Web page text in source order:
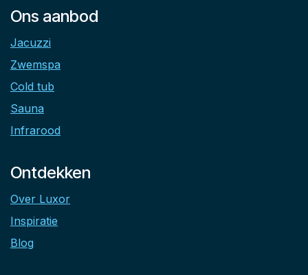
Ons aanbod
Jacuzzi
Zwemspa
Cold tub
Sauna
Infrarood
Ontdekken
Over Luxor
Inspiratie
Blog